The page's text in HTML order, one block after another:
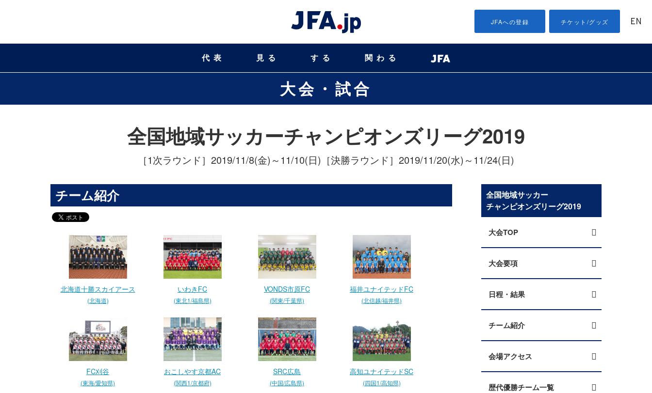
JFAへの登録 チケット/グッズ EN
代表 見る する 関わる
大会・試合
全国地域サッカーチャンピオンズリーグ2019
［1次ラウンド］ 2019/11/8(金)～11/10(日) ［決勝ラウンド］ 2019/11/20(水)～11/24(日)
チーム紹介
北海道十勝スカイアース
(北海道)
いわきFC
(東北1/福島県)
VONDS市原FC
(関東/千葉県)
福井ユナイテッドFC
(北信越/福井県)
FC刈谷
(東海/愛知県)
おこしやす京都AC
(関西1/京都府)
SRC広島
(中国/広島県)
高知ユナイテッドSC
(四国1/高知県)
全国地域サッカー
チャンピオンズリーグ2019
大会TOP
大会要項
日程・結果
チーム紹介
会場アクセス
歴代優勝チーム一覧